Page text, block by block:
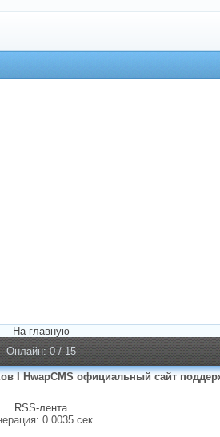
На главную
Онлайн: 0 / 15
I HwapCMS официальный сайт
RSS-лента
0.0035 сек.